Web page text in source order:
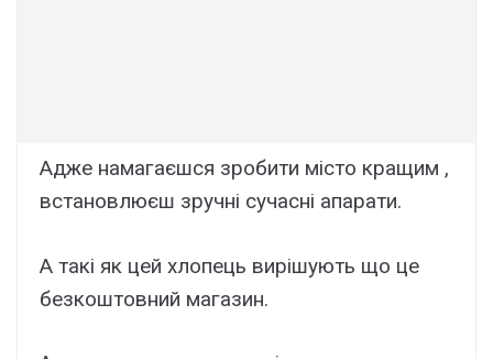
Адже намагаєшся зробити місто кращим ,
встановлюєш зручні сучасні апарати.
А такі як цей хлопець вирішують що це
безкоштовний магазин.